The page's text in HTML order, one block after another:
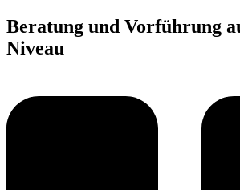
Beratung und Vorführung
Niveau